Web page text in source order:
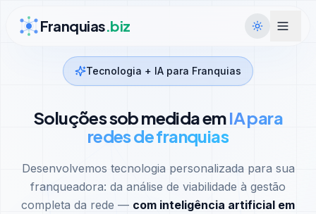
Franquias.biz
Tecnologia + IA para Franquias
Soluções sob medida emIA para
redes de franquias
Desenvolvemos tecnologia personalizada para sua
franqueadora: da análise de viabilidade à gestão
completa da rede — com inteligência artificial em